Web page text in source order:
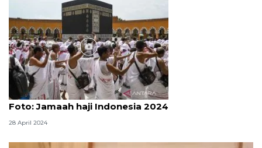
Foto
Foto: Jamaah haji Indonesia 2024
28 April 2024